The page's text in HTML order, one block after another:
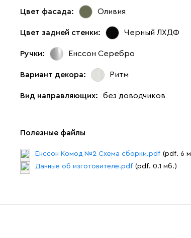
Цвет фасада: Оливия
Цвет задней стенки: Черный ЛХДФ
Ручки: Енссон Серебро
Вариант декора: Ритм
Вид направляющих: без доводчиков
Полезные файлы
Енссон Комод №2 Схема сборки.pdf (pdf. 6
Данные об изготовителе.pdf (pdf. 0.1 мб.)